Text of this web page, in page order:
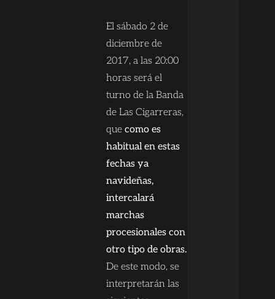
El sábado 2 de
diciembre de
2017, a las 20:00
horas será el
turno de la Banda
de Las Cigarreras,
quecomo es
habitual en estas
fechas ya
navideñas,
intercalará
marchas
procesionales con
otro tipo de obras.
De este modo, se
interpretarán las